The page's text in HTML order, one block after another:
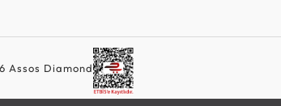
Assos Diamond